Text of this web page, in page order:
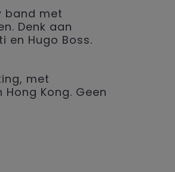
band met
Denk aan
en Hugo Boss.
met
Kong. Geen